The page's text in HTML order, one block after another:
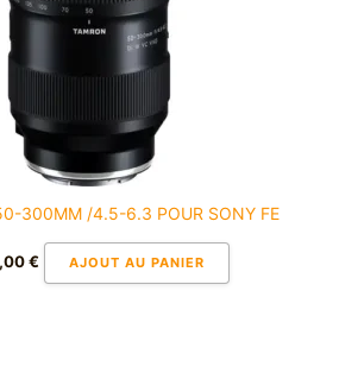
300MM /4.5-6.3 POUR SONY FE
€ AJOUT AU PANIER